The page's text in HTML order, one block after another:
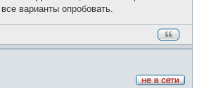
е
варианты опробовать.